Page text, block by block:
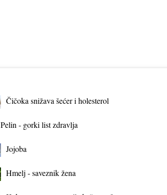
Čičoka snižava šećer i holesterol
Pelin - gorki list zdravlja
Jojoba
Hmelj - saveznik žena